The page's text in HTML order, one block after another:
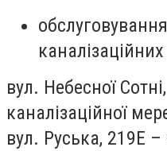
вул. Небесної
каналізаційної
вул. Руська, 219Е –